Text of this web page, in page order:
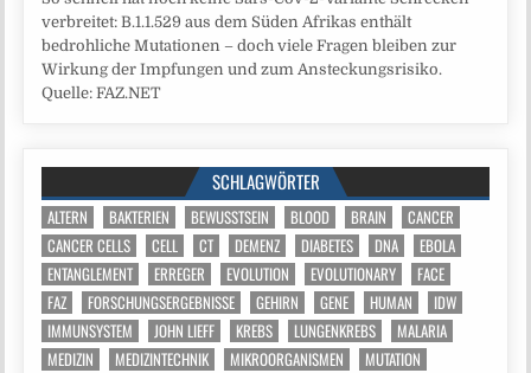
verbreitet: B.1.1.529 aus dem Süden Afrikas enthält
bedrohliche Mutationen – doch viele Fragen bleiben zur
Wirkung der Impfungen und zum Ansteckungsrisiko.
Quelle: FAZ.NET
SCHLAGWÖRTER
ALTERN BAKTERIEN BEWUSSTSEIN BLOOD BRAIN
CANCER
CANCER CELLS
CELL CT DEMENZ DIABETES DNA
EBOLA
ENTANGLEMENT
ERREGER EVOLUTION EVOLUTIONARY
FACE
FAZ
FORSCHUNGSERGEBNISSE GEHIRN GENE HUMAN
IDW
IMMUNSYSTEM
JOHN LIEFF KREBS LUNGENKREBS
MALARIA
MEDIZIN
MEDIZINTECHNIK MIKROORGANISMEN
MUTATION